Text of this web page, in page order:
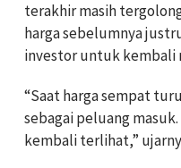
terakhir masih
harga sebelumnya
investor untuk kembali
“Saat harga sempat
sebagai peluang
kembali terlihat,”